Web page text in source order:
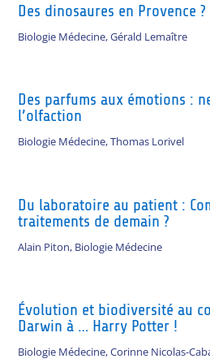
Des dinosaures en Provence ?
Biologie Médecine,Gérald Lemaître
Des parfums aux émotions :
l’olfaction
Biologie Médecine,Thomas Lorivel
Du laboratoire au patient :
traitements de demain ?
Alain Piton, Biologie Médecine
Évolution et biodiversité au
Darwin à … Harry Potter !
Biologie Médecine,Corinne Nicolas-